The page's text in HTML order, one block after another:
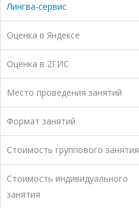
Лингва-сервис
Оценка в Яндексе
Оценка в 2ГИС
Место проведения занятий
Формат занятий
Стоимость группового занятия
Стоимость индивидуального
занятия